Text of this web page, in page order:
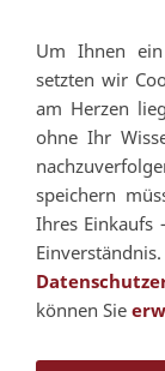
Navigation
Um Ihnen
setzten wir
am Herzen
ohne Ihr
speichern
Ihres
können Sie